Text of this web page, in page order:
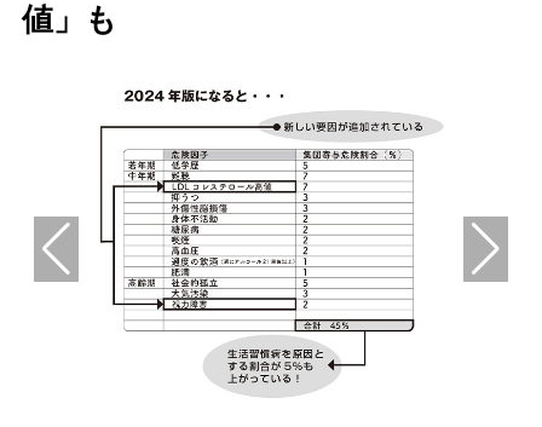
値」も